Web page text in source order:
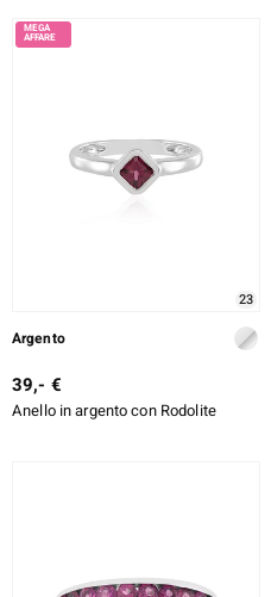
23
Argento
39,- €
Anello in argento con Rodolite